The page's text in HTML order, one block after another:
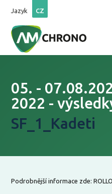
Jazyk CZ
05. -
2022 -
SF_1_Kadeti
Podrobnější informace zde: